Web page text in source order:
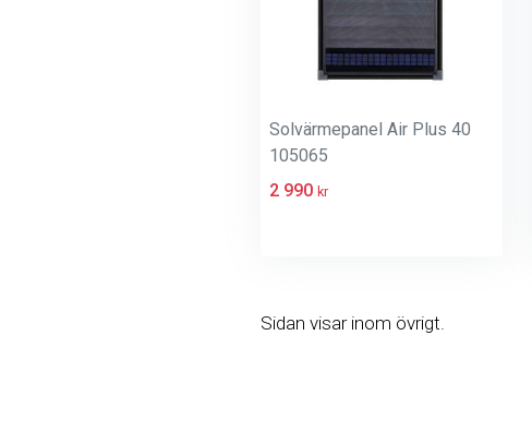
Solvärmepanel Air Plus 40
105065
2 990 kr
Sidan visar inom övrigt.